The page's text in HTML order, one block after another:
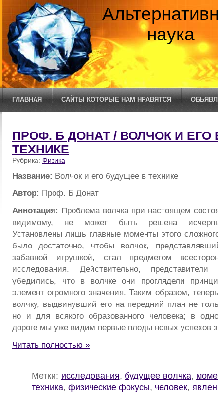
наука
ГЛАВНАЯ САЙТЫ КОТОРЫЕ НАМ НРАВЯТСЯ
ПРОФ. Б ДОНАТ / ВОЛЧОК И ЕГО
ТЕХНИКЕ
Рубрика: Физика
Название: Волчок и его будущее в технике
Автор: Проф. Б Донат
Аннотация: Проблема волчка при настоящем
видимому, не может быть решена
Установлены лишь главные моменты этого
было достаточно, чтобы волчок,
забавной игрушкой, стал предметом
исследования. Действительно,
убедились, что в волчке они проглядели
элемент огромного значения. Таким образом,
волчку, выдвинувший его на передний план не
но и для всякого образованного человека; в
дороге мы уже видим первые плоды новых успехов
Читать полностью »
Метки: исследования, будущее волчка,
техника, физические фокусы, человек,